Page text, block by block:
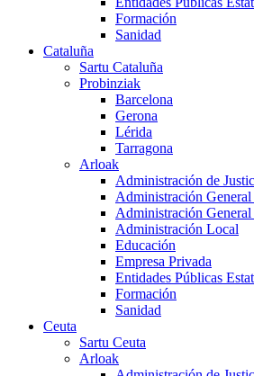
Formación
Sanidad
Cataluña
Sartu Cataluña
Probinziak
Barcelona
Gerona
Lérida
Tarragona
Arloak
Administración de
Administración
Administración General
Administración Local
Educación
Empresa Privada
Entidades Públicas
Formación
Sanidad
Ceuta
Sartu Ceuta
Arloak